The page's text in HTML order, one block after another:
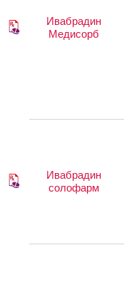
Ивабрадин
Медисорб
Ивабрадин
солофарм